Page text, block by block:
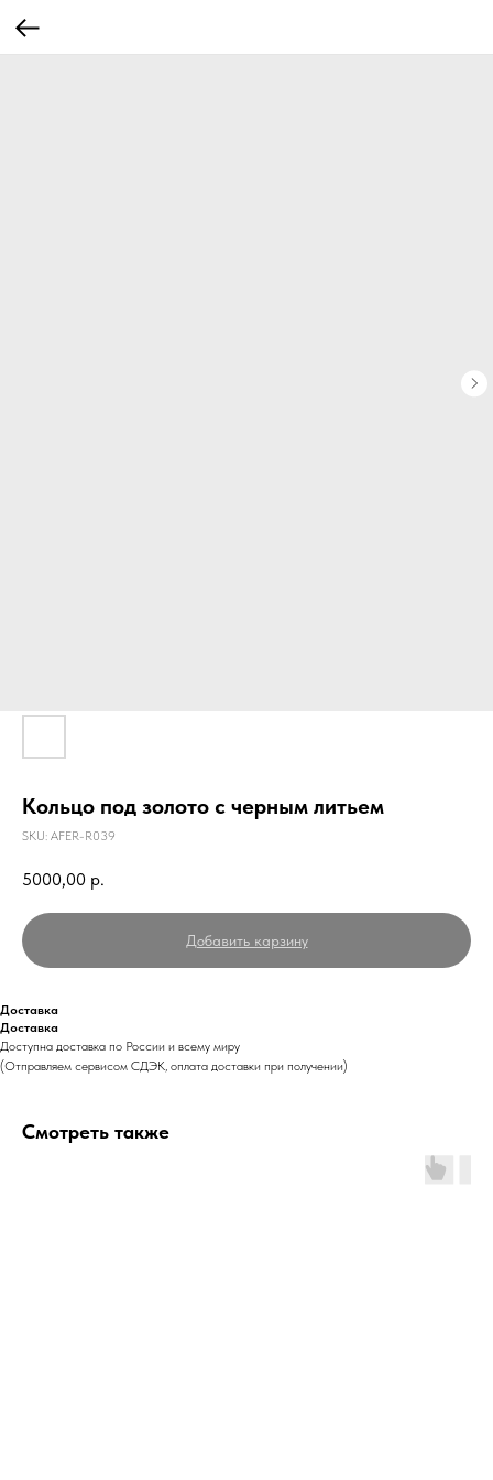
Кольцо под золото с черным литьем
SKU: AFER-R039
5000,00 р.
Добавить карзину
Доставка
Доставка
Доступна доставка по России и всему миру
(Отправляем сервисом СДЭК, оплата доставки при получении)
Смотреть также